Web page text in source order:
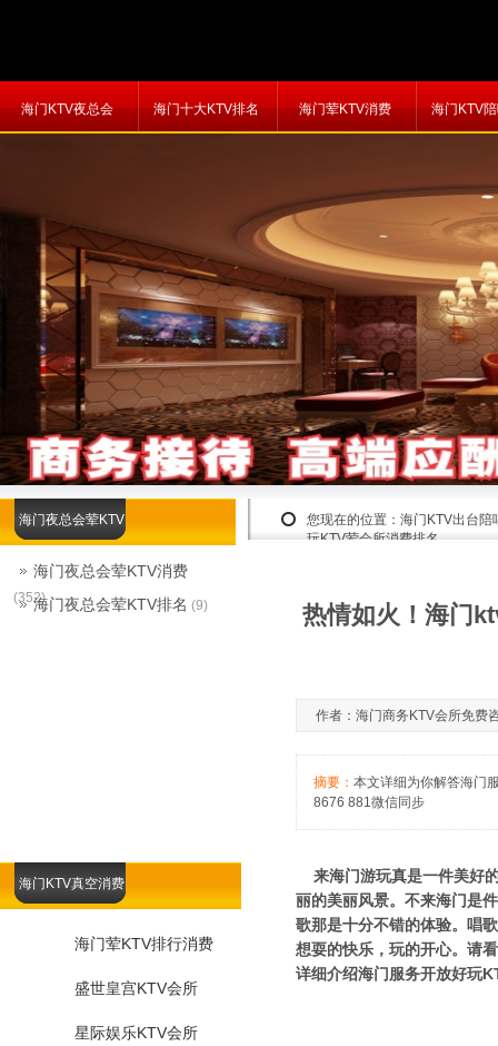
海门KTV夜总会 海门十大KTV排名 海门荤KTV消费 海门KTV
您现在的位置： 海门KTV出台陪
玩KTV荤会所消费排名
海门KTV真空消费
海门荤KTV排行消费
盛世皇宫KTV会所
星际娱乐KTV会所
热情如火！海门
作者：海门商务KTV会所免
摘要： 本文详细为你解答海门
8676 881微信同步
来海门游玩真是一件美好
丽的美丽风景。不来海门是
歌那是十分不错的体验。唱
想耍的快乐，玩的开心。请
详细介绍海门服务开放好玩
海门夜总会荤KTV
海门夜总会荤KTV消费
(352)海门夜总会荤KTV排名 (9)